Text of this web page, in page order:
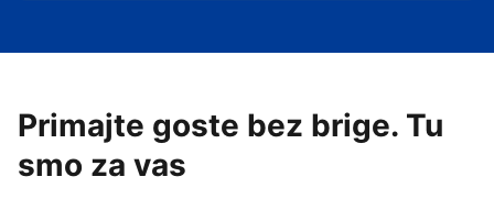
Primajte goste bez brige. Tu
smo za vas